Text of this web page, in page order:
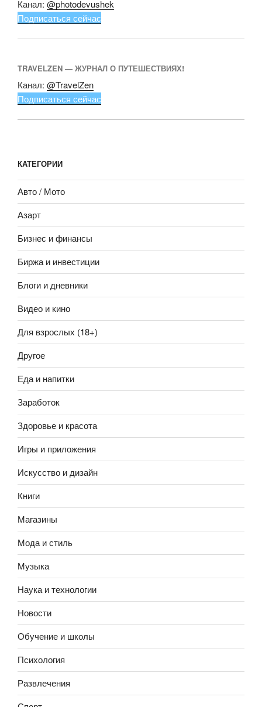
Канал: @photodevushek
Подписаться сейчас
TRAVELZEN — ЖУРНАЛ О ПУТЕШЕСТВИЯХ!
Канал: @TravelZen
Подписаться сейчас
КАТЕГОРИИ
Авто / Мото
Азарт
Бизнес и финансы
Биржа и инвестиции
Блоги и дневники
Видео и кино
Для взрослых (18+)
Другое
Еда и напитки
Заработок
Здоровье и красота
Игры и приложения
Искусство и дизайн
Книги
Магазины
Мода и стиль
Музыка
Наука и технологии
Новости
Обучение и школы
Психология
Развлечения